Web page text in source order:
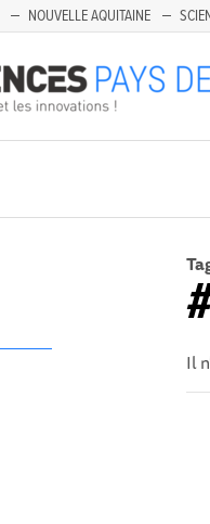
NOUVELLE AQUITAINE
Il